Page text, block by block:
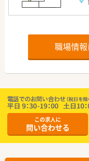
職場情
この求人に
問い合わせる